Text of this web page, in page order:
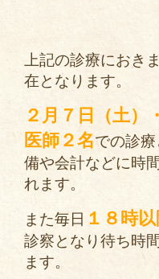
上記の診療におき
在となります。
２月７日（土）
医師２名での診
備や会計などに時
れます。
また毎日 １８時
診察となり待ち時
ます。